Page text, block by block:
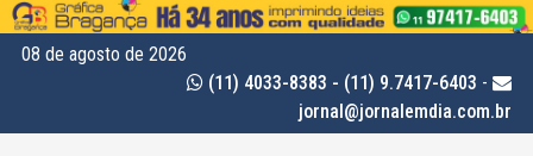
08 de agosto de 2026
(11) 4033-8383 - (11) 9.7417-6403 -
jornal@jornalemdia.com.br